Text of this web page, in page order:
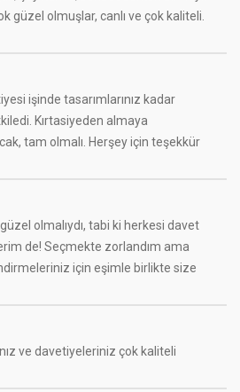
güzel olmuşlar, canlı ve çok kaliteli.
işinde tasarımlarınız kadar
Kırtasiyeden almaya
tam olmalı. Herşey için teşekkür
olmalıydı, tabi ki herkesi davet
de! Seçmekte zorlandım ama
için eşimle birlikte size
ve davetiyeleriniz çok kaliteli